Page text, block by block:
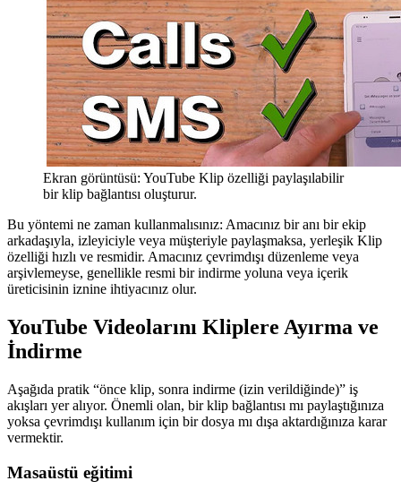
Ekran görüntüsü: YouTube Klip özelliği paylaşılabilir
bir klip bağlantısı oluşturur.
Bu yöntemi ne zaman kullanmalısınız: Amacınız bir anı bir ekip
arkadaşıyla, izleyiciyle veya müşteriyle paylaşmaksa, yerleşik Klip
özelliği hızlı ve resmidir. Amacınız çevrimdışı düzenleme veya
arşivlemeyse, genellikle resmi bir indirme yoluna veya içerik
üreticisinin iznine ihtiyacınız olur.
YouTube Videolarını Kliplere Ayırma ve
İndirme
Aşağıda pratik “önce klip, sonra indirme (izin verildiğinde)” iş
akışları yer alıyor. Önemli olan, bir klip bağlantısı mı paylaştığınıza
yoksa çevrimdışı kullanım için bir dosya mı dışa aktardığınıza karar
vermektir.
Masaüstü eğitimi